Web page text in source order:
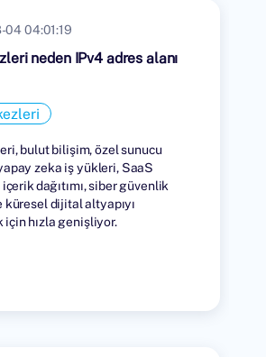
04 04:01:19
neden IPv4 adres alanı
bulut bilişim, özel sunucu
zeka iş yükleri, SaaS
dağıtımı, siber güvenlik
küresel dijital altyapıyı
için hızla genişliyor.